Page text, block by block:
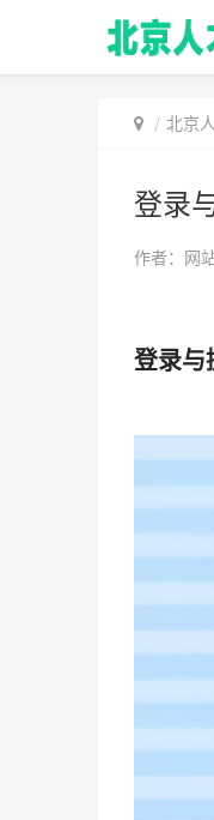
北京
登录
作者：网
登录与